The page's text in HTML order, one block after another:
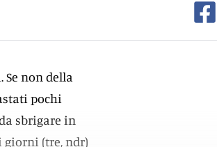
non della
pochi
sbrigare in
giorni (tre, ndr)